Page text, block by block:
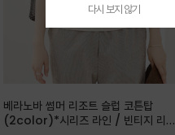
베라노바 썸머 리조트 슬럽 코튼탑
(2color)*시리즈 라인 / 빈티지 리조
다시 보지 않기